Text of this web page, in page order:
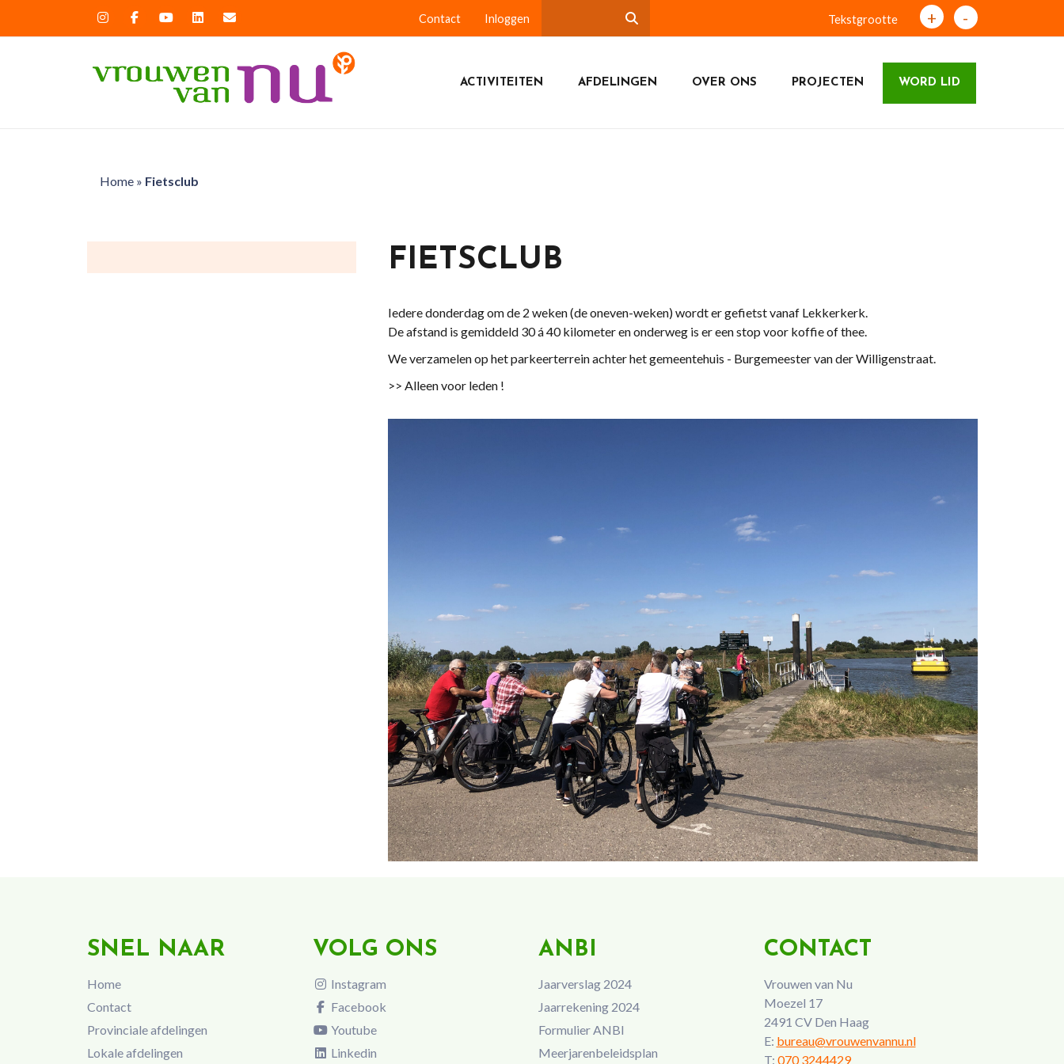
Contact Inloggen Tekstgrootte + -
ACTIVITEITEN AFDELINGEN OVER ONS PROJECTEN WORD LID
Home» Fietsclub
FIETSCLUB
Iedere donderdag om de 2 weken (de oneven-weken) wordt er gefietst vanaf Lekkerkerk.
De afstand is gemiddeld 30 á 40 kilometer en onderweg is er een stop voor koffie of thee.
We verzamelen op het parkeerterrein achter het gemeentehuis - Burgemeester van der Willigenstraat.
>> Alleen voor leden !
SNEL NAAR
Home
Contact
Provinciale afdelingen
Lokale afdelingen
VOLG ONS
Instagram
Facebook
Youtube
Linkedin
ANBI
Jaarverslag 2024
Jaarrekening 2024
Formulier ANBI
Meerjarenbeleidsplan
CONTACT
Vrouwen van Nu
Moezel 17
2491 CV Den Haag
E: bureau@vrouwenvannu.nl
T: 070 3244429